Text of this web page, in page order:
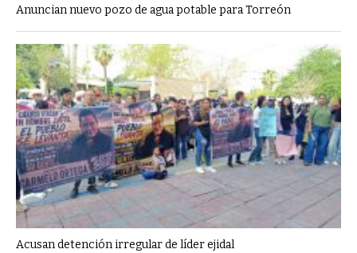
Anuncian nuevo pozo de agua potable para Torreón
Acusan detención irregular de líder ejidal